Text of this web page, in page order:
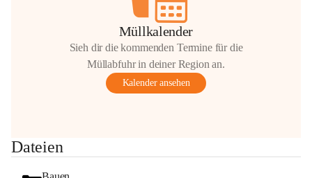
anrainer-service@omv.com
Bei Fragen, Anliegen oder Beschwerden.
Die OMV wird im Zuge von
Müllkalender
Sieh dir die kommenden Termine für die
Müllabfuhr in deiner Region an.
Kalender ansehen
Dateien